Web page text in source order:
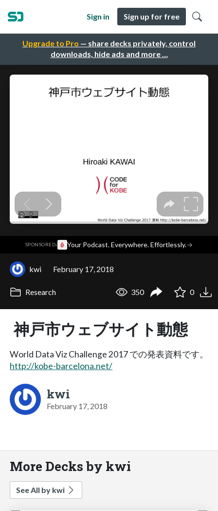
Upgrade to Pro — share decks privately, control
downloads, hide ads and more …
Sign in Sign up for free
SPONSORED· Your Podcast. Everywhere. Effortlessly.→
kwi February 17, 2018
Research 350 0
神戸市ウェブサイト動態
World Data Viz Challenge 2017 での発表資料です。
http://kobe-barcelona.net/
kwi
February 17, 2018
More Decks by kwi
See All by kwi